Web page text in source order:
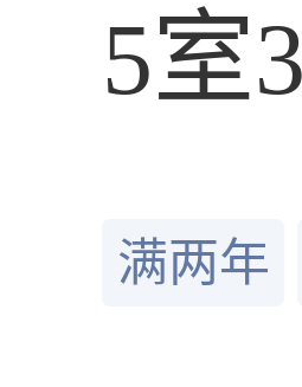
5室
满两年